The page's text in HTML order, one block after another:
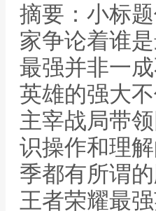
摘要：小标
家争论着谁
最强并非一
英雄的强大
主宰战局带
识操作和理
季都有所谓
王者荣耀最